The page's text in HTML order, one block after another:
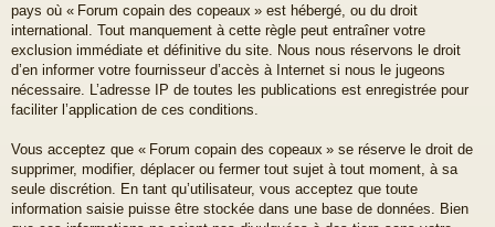
pays où « Forum copain des copeaux » est hébergé, ou du droit
international. Tout manquement à cette règle peut entraîner votre
exclusion immédiate et définitive du site. Nous nous réservons le droit
d’en informer votre fournisseur d’accès à Internet si nous le jugeons
nécessaire. L’adresse IP de toutes les publications est enregistrée pour
faciliter l’application de ces conditions.
Vous acceptez que « Forum copain des copeaux » se réserve le droit de
supprimer, modifier, déplacer ou fermer tout sujet à tout moment, à sa
seule discrétion. En tant qu’utilisateur, vous acceptez que toute
information saisie puisse être stockée dans une base de données. Bien